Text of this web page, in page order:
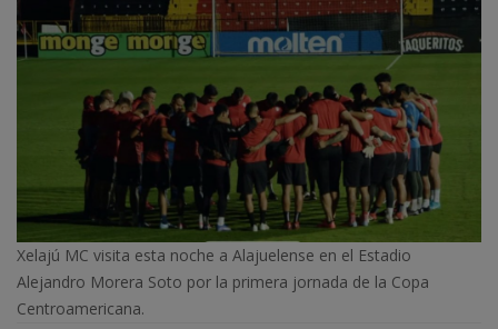
Xelajú MC visita esta noche a Alajuelense en el Estadio
Alejandro Morera Soto por la primera jornada de la Copa
Centroamericana.